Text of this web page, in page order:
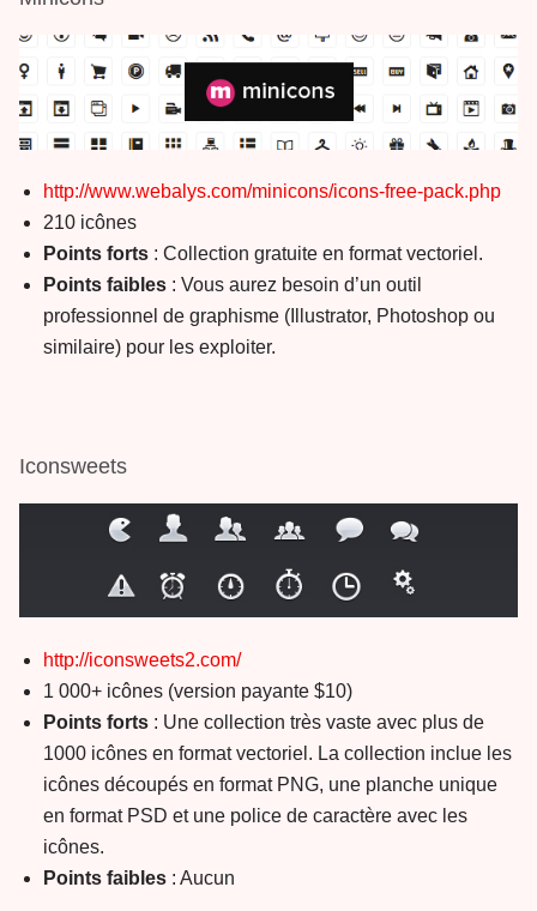
http://www.webalys.com/minicons/icons-free-pack.php
210 icônes
Points forts : Collection gratuite en format vectoriel.
Points faibles : Vous aurez besoin d’un outil
professionnel de graphisme (Illustrator, Photoshop ou
similaire) pour les exploiter.
Iconsweets
http://iconsweets2.com/
1 000+ icônes (version payante $10)
Points forts : Une collection très vaste avec plus de
1000 icônes en format vectoriel. La collection inclue les
icônes découpés en format PNG, une planche unique
en format PSD et une police de caractère avec les
icônes.
Points faibles : Aucun